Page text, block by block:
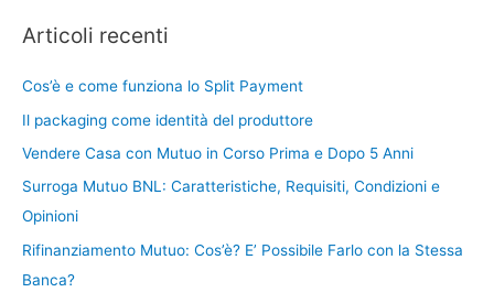
Articoli recenti
Cos’è e come funziona lo Split Payment
Il packaging come identità del produttore
Vendere Casa con Mutuo in Corso Prima e Dopo 5 Anni
Surroga Mutuo BNL: Caratteristiche, Requisiti, Condizioni e
Opinioni
Rifinanziamento Mutuo: Cos’è? E’ Possibile Farlo con la Stessa
Banca?